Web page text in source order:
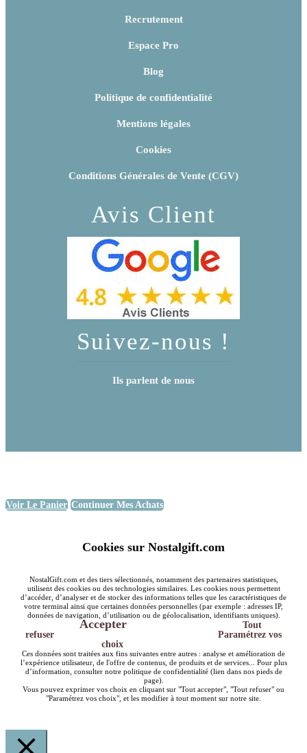
Recrutement
Espace Pro
Blog
Politique de confidentialité
Mentions légales
Cookies
Conditions Générales de Vente (CGV)
Avis Client
Suivez-nous !
Ils parlent de nous
Voir Le Panier Continuer Mes Achats
Cookies sur Nostalgift.com
NostalGift.com et des tiers sélectionnés, notamment des partenaires statistiques,
utilisent des cookies ou des technologies similaires. Les cookies nous permettent
d’accéder, d’analyser et de stocker des informations telles que les caractéristiques de
votre terminal ainsi que certaines données personnelles (par exemple : adresses IP,
données de navigation, d’utilisation ou de géolocalisation, identifiants uniques).
Accepter
Tout
refuser
Paramétrez vos
choix
Ces données sont traitées aux fins suivantes entre autres : analyse et amélioration de
l’expérience utilisateur, de l'offre de contenus, de produits et de services... Pour plus
d’information, consulter notre politique de confidentialité (lien dans nos pieds de
page).
Vous pouvez exprimer vos choix en cliquant sur "Tout accepter", "Tout refuser" ou
"Paramétrez vos choix", et les modifier à tout moment sur notre site.